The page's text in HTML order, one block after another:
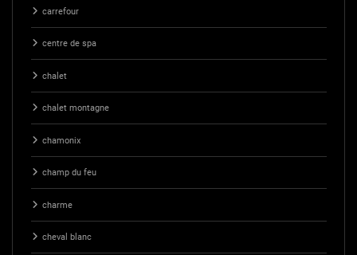
carrefour
centre de spa
chalet
chalet montagne
chamonix
champ du feu
charme
cheval blanc